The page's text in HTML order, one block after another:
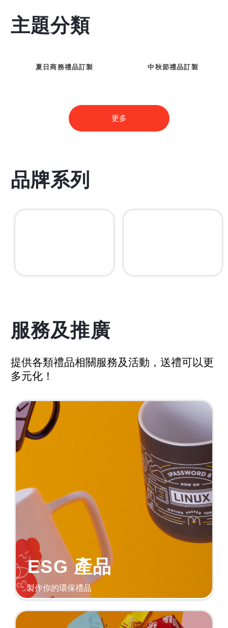
主題分類
夏日商務禮品訂製 中秋節禮品訂製
更多
品牌系列
服務及推廣
提供各類禮品相關服務及活動，送禮可以更
多元化！
ESG 產品
製作你的環保禮品